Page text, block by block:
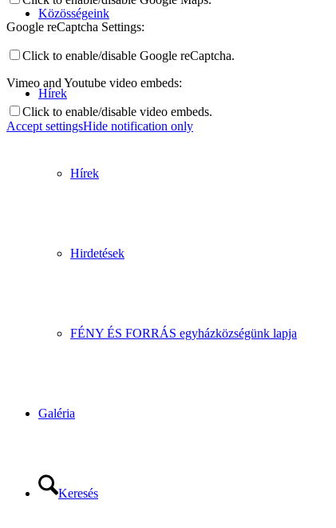
Közösségeink
Hírek
Hírek
Hirdetések
FÉNY ÉS FORRÁS egyházközségünk lapja
Galéria
Keresés
Google reCaptcha Settings:
Click to enable/disable Google reCaptcha.
Vimeo and Youtube video embeds:
Click to enable/disable video embeds.
Accept settingsHide notification only